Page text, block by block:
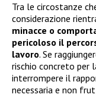
Tra le circostanze
considerazione
minacce o
pericoloso il
lavoro. Se
rischio concreto per
interrompere il
necessaria e non